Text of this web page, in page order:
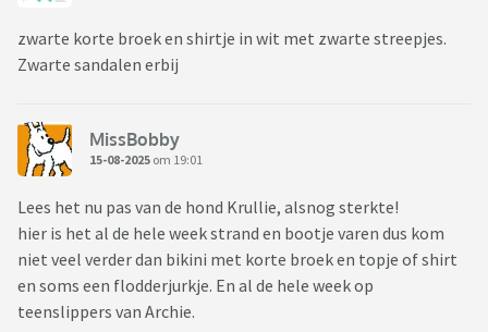
zwarte korte broek en shirtje in wit met zwarte streepjes.
Zwarte sandalen erbij
MissBobby
15-08-2025 om 19:01
Lees het nu pas van de hond Krullie, alsnog sterkte!
hier is het al de hele week strand en bootje varen dus kom
niet veel verder dan bikini met korte broek en topje of shirt
en soms een flodderjurkje. En al de hele week op
teenslippers van Archie.